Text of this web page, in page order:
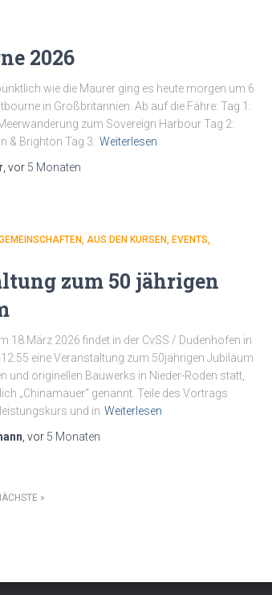
2026
wie die Maurer ging es heute morgen um 6
in Großbritannien. Ab auf die Fähre: Tag 1:
zum Sovereign Harbour Tag 2:
& Brighton Tag 3: Weiterlesen
, vor 5 Monaten
AUS DEN KURSEN
EVENTS
zum 50 jährigen
18.März 2026 findet in der CvSS / Dudenhofen in
eine Veranstaltung zum 50jährigen Jubiläum
und originellen Bauwerks in Nieder-Roden statt,
„Chinamauer“ genannt. Teile des Vortrags
und in Weiterlesen
, vor 5 Monaten